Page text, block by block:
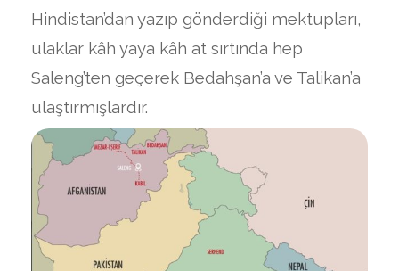
Hindistan’dan yazıp gönderdiği mektupları,
ulaklar kâh yaya kâh at sırtında hep
Saleng’ten geçerek Bedahşan’a ve Talikan’a
ulaştırmışlardır.